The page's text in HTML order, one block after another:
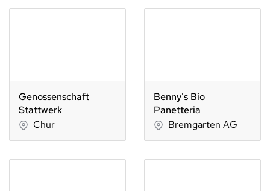
Genossenschaft
Stattwerk
Chur
Benny's Bio
Panetteria
Bremgarten AG